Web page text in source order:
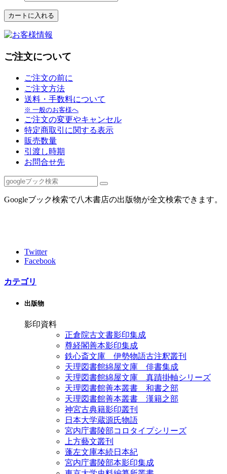
ご注文について
ご注文の前に
ご注文方法
送料・手数料について
※ 一般のお客様へ
ご注文の変更やキャンセル
特定商取引に関する表示
販売数量
引渡し時期
お問合せ先
Googleブック検索で八木書店の出版物が全文検索できます。
Twitter
Facebook
カテゴリ
出版物
影印資料
正倉院古文書影印集成
尊経閣善本影印集成
鉄心斎文庫 伊勢物語古注釈叢刊
天理図書館綿屋文庫 俳書集成
天理図書館綿屋文庫 真蹟掛軸シリーズ
天理図書館善本叢書 和書之部
天理図書館善本叢書 漢籍之部
神宮古典籍影印叢刊
日本大学蔵源氏物語
宮内庁書陵部コロタイプシリーズ
上方藝文叢刊
蓬左文庫本続日本紀
宮内庁書陵部本影印集成